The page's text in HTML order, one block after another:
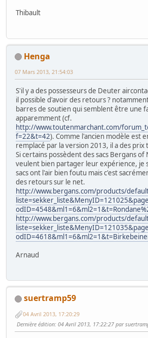
Thibault
Henga
07 Mars 2013, 21:54:03
S'il y a des possesseurs de Deuter
il possible d'avoir des retours ?
barres de soutien qui semblent être une
apparemment (cf.
http://www.toutenmarchant.com/
f=22&t=42). Comme l'ancien modèle est
remplacé par la version 2013, il a des prix
Si certains possèdent des sacs Bergans
veulent bien partager leur expérience, je
sacs ont l'air bien foutu mais c'est
des retours sur le net.
http://www.bergans.com/products/
http://www.bergans.com/products/
Arnaud
suertramp59
04 Avril 2013, 17:20:29
Dernière édition: 04 Avril 2013, 17:22:27 par